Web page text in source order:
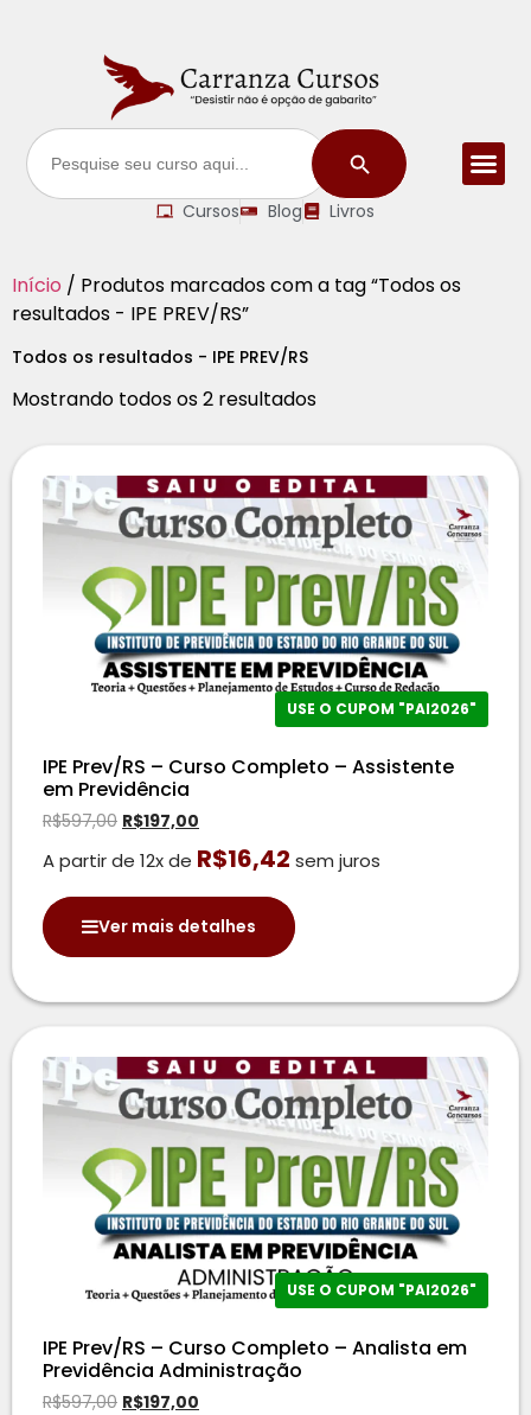
Search
for:
Search Button
Cursos Blog Livros
Início / Produtos marcados com a tag “Todos os
resultados - IPE PREV/RS”
Todos os resultados - IPE PREV/RS
Mostrando todos os 2 resultados
USE O CUPOM "PAI2026"
IPE Prev/RS – Curso Completo – Assistente
em Previdência
R$597,00 R$197,00
A partir de 12x de R$16,42 sem juros
Ver mais detalhes
USE O CUPOM "PAI2026"
IPE Prev/RS – Curso Completo – Analista em
Previdência Administração
R$597,00 R$197,00